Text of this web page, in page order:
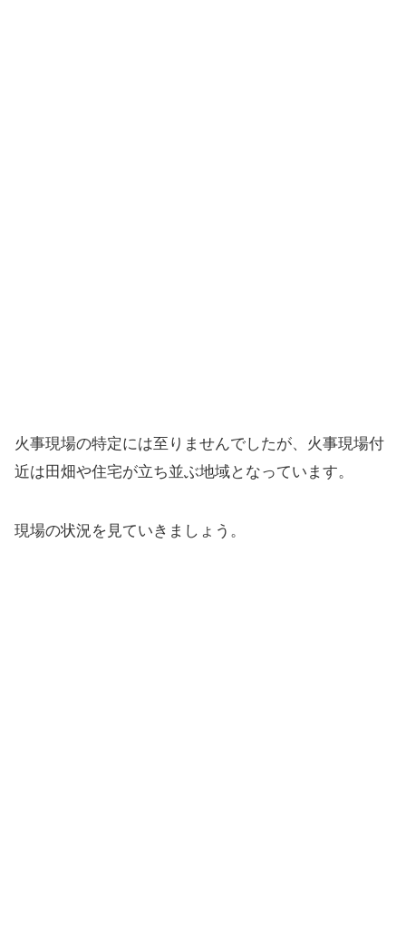
火事現場の特定には至りませんでしたが、火事現場付
近は田畑や住宅が立ち並ぶ地域となっています。
現場の状況を見ていきましょう。